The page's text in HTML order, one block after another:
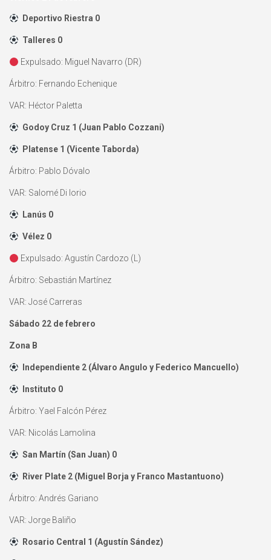
Deportivo Riestra 0
Talleres 0
Expulsado: Miguel Navarro (DR)
Árbitro: Fernando Echenique
VAR: Héctor Paletta
Godoy Cruz 1 (Juan Pablo Cozzani)
Platense 1 (Vicente Taborda)
Árbitro: Pablo Dóvalo
VAR: Salomé Di Iorio
Lanús 0
Vélez 0
Expulsado: Agustín Cardozo (L)
Árbitro: Sebastián Martínez
VAR: José Carreras
Sábado 22 de febrero
Zona B
Independiente 2 (Álvaro Angulo y Federico Mancuello)
Instituto 0
Árbitro: Yael Falcón Pérez
VAR: Nicolás Lamolina
San Martín (San Juan) 0
River Plate 2 (Miguel Borja y Franco Mastantuono)
Árbitro: Andrés Gariano
VAR: Jorge Baliño
Rosario Central 1 (Agustín Sández)